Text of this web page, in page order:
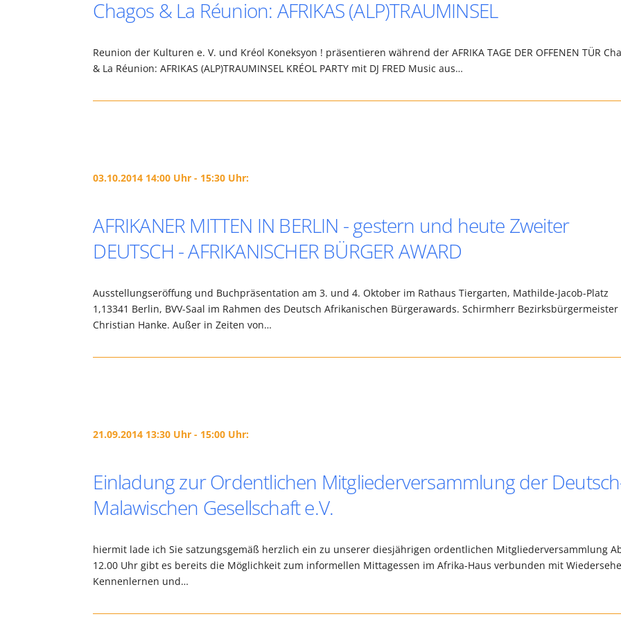
Chagos & La Réunion: AFRIKAS (ALP)TRAUMINSEL
Reunion der Kulturen e. V. und Kréol Koneksyon ! präsentieren während der AFRIKA TAGE DER OFFENEN TÜR
& La Réunion: AFRIKAS (ALP)TRAUMINSEL KRÉOL PARTY mit DJ FRED Music aus…
03.10.2014 14:00 Uhr - 15:30 Uhr:
AFRIKANER MITTEN IN BERLIN - gestern und heute Zweiter
DEUTSCH - AFRIKANISCHER BÜRGER AWARD
Ausstellungseröffung und Buchpräsentation am 3. und 4. Oktober im Rathaus Tiergarten, Mathilde-Jacob-Platz
1,13341 Berlin, BVV-Saal im Rahmen des Deutsch Afrikanischen Bürgerawards. Schirmherr Bezirksbürgermeister
Christian Hanke. Außer in Zeiten von…
21.09.2014 13:30 Uhr - 15:00 Uhr:
Einladung zur Ordentlichen Mitgliederversammlung der
Malawischen Gesellschaft e.V.
hiermit lade ich Sie satzungsgemäß herzlich ein zu unserer diesjährigen ordentlichen Mitgliederversammlung
12.00 Uhr gibt es bereits die Möglichkeit zum informellen Mittagessen im Afrika-Haus verbunden mit
Kennenlernen und…